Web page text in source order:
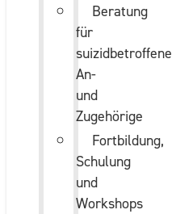
Beratung
für
suizidbetroffene
An-
und
Zugehörige
Fortbildung,
Schulung
und
Workshops